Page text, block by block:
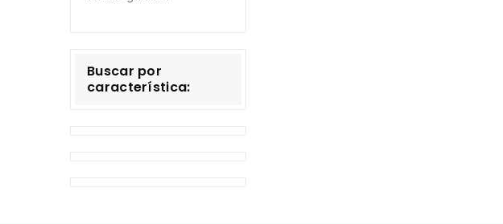
Buscar por
característica: